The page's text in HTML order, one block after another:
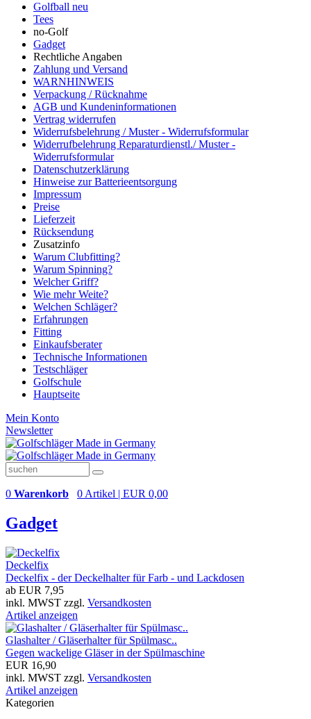
Golfball neu
Tees
no-Golf
Gadget
Rechtliche Angaben
Zahlung und Versand
WARNHINWEIS
Verpackung / Rücknahme
AGB und Kundeninformationen
Vertrag widerrufen
Widerrufsbelehrung / Muster - Widerrufsformular
Widerrufbelehrung Reparaturdienstl./ Muster -
Widerrufsformular
Datenschutzerklärung
Hinweise zur Batterieentsorgung
Impressum
Preise
Lieferzeit
Rücksendung
Zusatzinfo
Warum Clubfitting?
Warum Spinning?
Welcher Griff?
Wie mehr Weite?
Welchen Schläger?
Erfahrungen
Fitting
Einkaufsberater
Technische Informationen
Testschläger
Golfschule
Hauptseite
Mein Konto
Newsletter
0 Warenkorb 0 Artikel | EUR 0,00
Gadget
Deckelfix
Deckelfix - der Deckelhalter für Farb - und Lackdosen
ab EUR 7,95
inkl. MWST zzgl. Versandkosten
Artikel anzeigen
Glashalter / Gläserhalter für Spülmasc..
Gegen wackelige Gläser in der Spülmaschine
EUR 16,90
inkl. MWST zzgl. Versandkosten
Artikel anzeigen
Kategorien